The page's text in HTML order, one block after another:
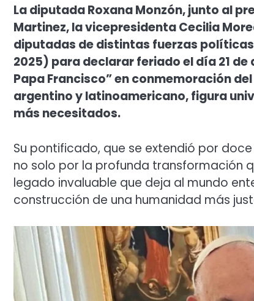
La diputada Roxana Monzón, junto al
Martinez, la vicepresidenta Cecilia
diputadas de distintas fuerzas
2025) para declarar feriado el día 21
Papa Francisco” en conmemoración
argentino y latinoamericano, figura
más necesitados.
Su pontificado, que se extendió por
no solo por la profunda transformación
legado invaluable que deja al mundo
construcción de una humanidad más